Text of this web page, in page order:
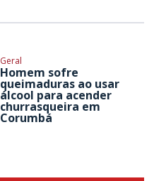
Geral
Homem sofre
queimaduras ao usar
álcool para acender
churrasqueira em
Corumbá